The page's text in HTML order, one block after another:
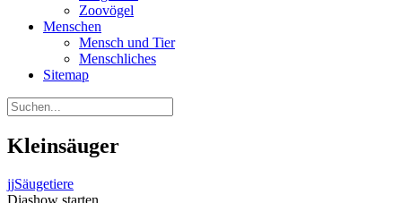
Zoovögel
Menschen
Mensch und Tier
Menschliches
Sitemap
Kleinsäuger
jjSäugetiere
Diashow starten